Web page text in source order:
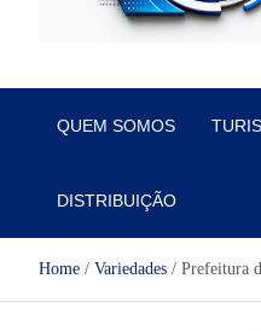
QUEM SOMOS
DISTRIBUIÇÃO
Home Variedades Prefeitura